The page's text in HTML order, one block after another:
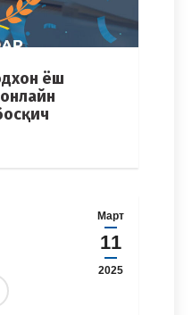
ёш
Март
11
2025